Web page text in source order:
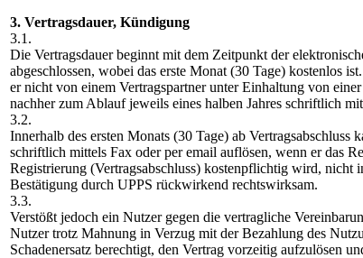
3. Vertragsdauer, Kündigung
3.1.
Die Vertragsdauer beginnt mit dem Zeitpunkt der
abgeschlossen, wobei das erste Monat (30 Tage) kostenlos
er nicht von einem Vertragspartner unter Einhaltung von
nachher zum Ablauf jeweils eines halben Jahres schriftlich
3.2.
Innerhalb des ersten Monats (30 Tage) ab
schriftlich mittels Fax oder per email auflösen, wenn er das
Registrierung (Vertragsabschluss) kostenpflichtig wird,
Bestätigung durch UPPS rückwirkend rechtswirksam.
3.3.
Verstößt jedoch ein Nutzer gegen die vertragliche
Nutzer trotz Mahnung in Verzug mit der Bezahlung des
Schadenersatz berechtigt, den Vertrag vorzeitig aufzulösen